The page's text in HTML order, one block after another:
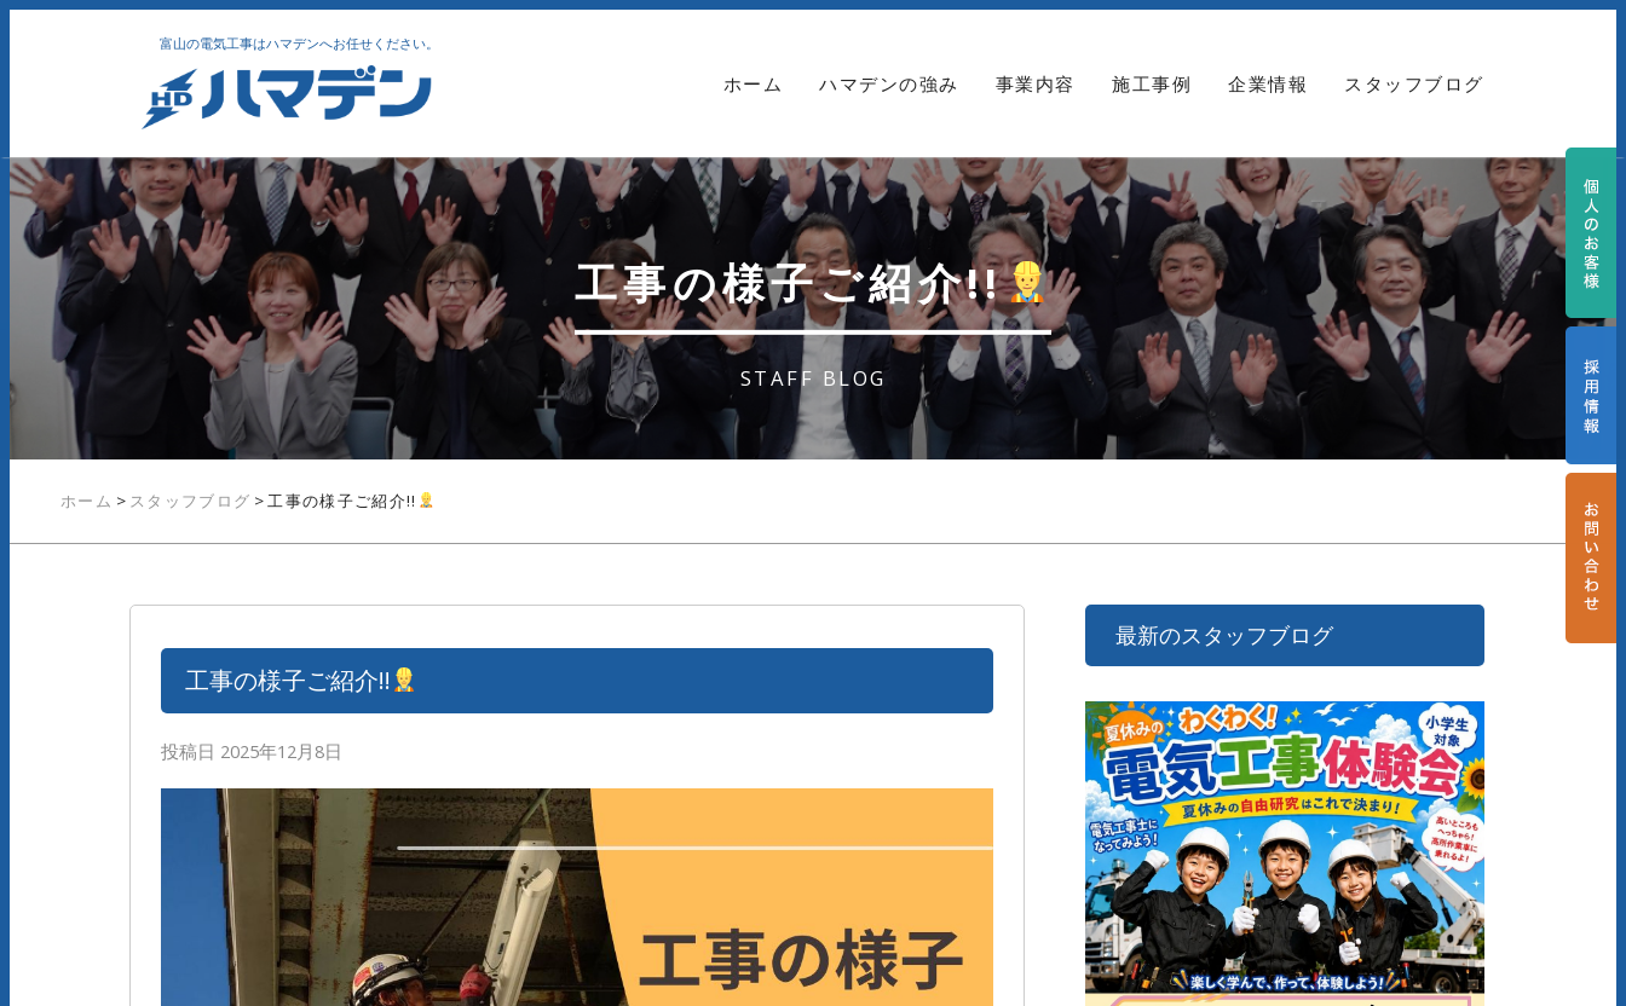
富山の電気工事はハマデンへお任せください。
ホーム ハマデンの強み 事業内容 施工事例 企業情報 スタッフブログ
工事の様子ご紹介!!
STAFF BLOG
ホーム > スタッフブログ >工事の様子ご紹介!!
工事の様子ご紹介!!
投稿日 2025年12月8日
最新のスタッフブログ